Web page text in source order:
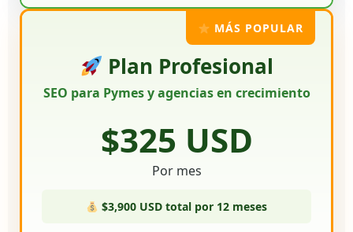
MÁS POPULAR
Plan Profesional
SEO para Pymes y agencias en crecimiento
$325 USD
Por mes
$3,900 USD total por 12 meses